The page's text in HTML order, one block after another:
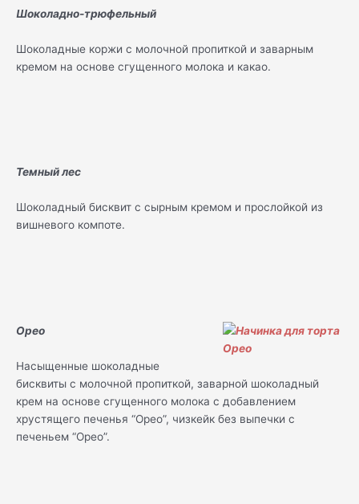
Шоколадно-трюфельный
Шоколадные коржи с молочной пропиткой и заварным
кремом на основе сгущенного молока и какао.
Темный лес
Шоколадный бисквит с сырным кремом и прослойкой из
вишневого компоте.
Орео
Насыщенные шоколадные
бисквиты с молочной пропиткой, заварной шоколадный
крем на основе сгущенного молока с добавлением
хрустящего печенья “Орео”, чизкейк без выпечки с
печеньем “Орео”.